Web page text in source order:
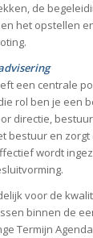
de
het opstellen
een centrale
rol ben je een
directie,
bestuur en
wordt
voor de
binnen de
Termijn